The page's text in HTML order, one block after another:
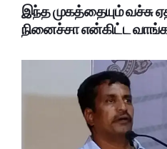
இந்த முகத்தையும் வச்சு
நினைச்சா என்கிட்ட வாங்க